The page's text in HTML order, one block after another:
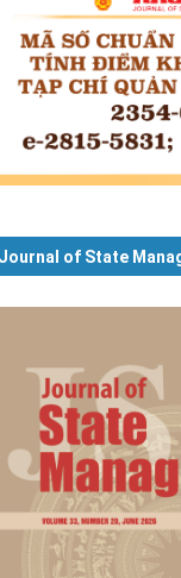
Journal of State